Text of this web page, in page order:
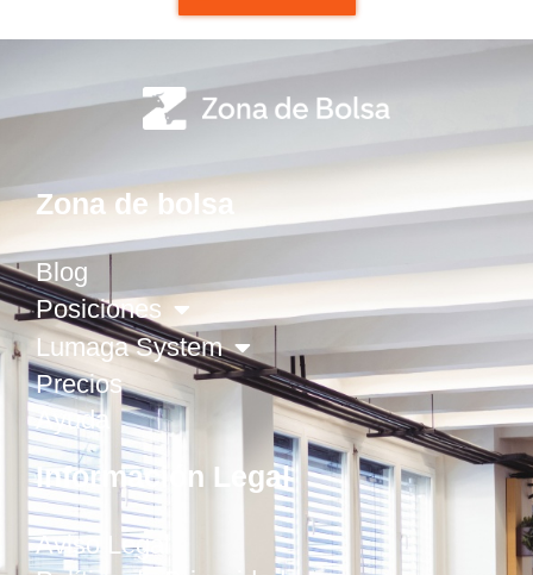
Zona de bolsa
Blog
Posiciones
Lumaga System
Precios
Ayuda
Información Legal
Aviso Legal